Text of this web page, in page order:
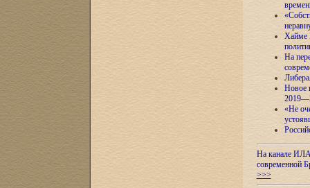
Хайме
На
Новое
«Не
На канале ИЛА
современной
>>>